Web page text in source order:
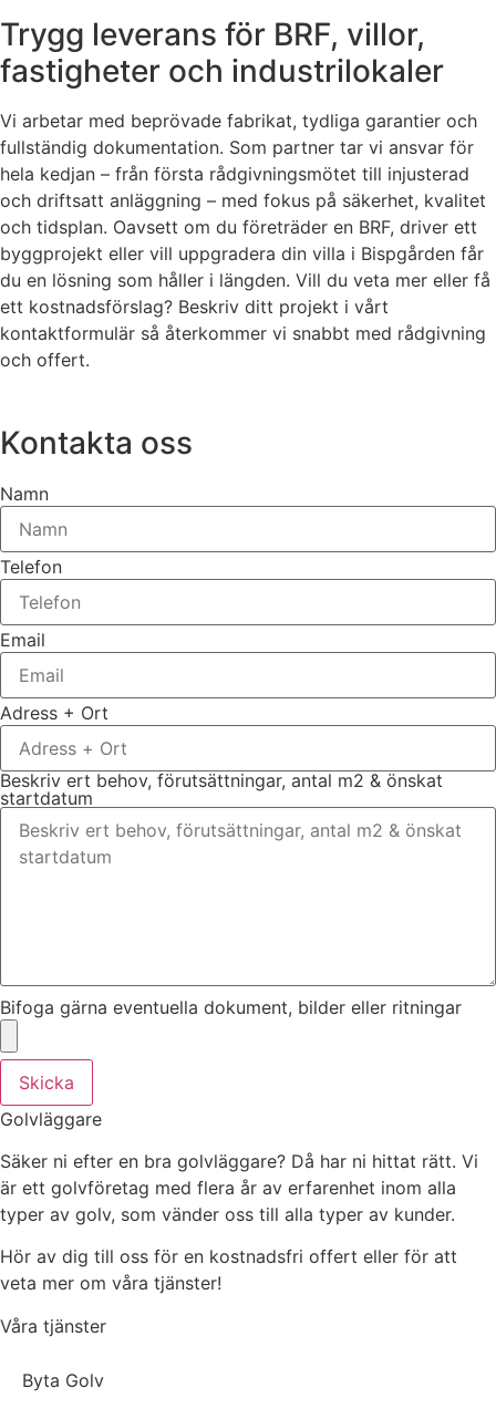
Trygg leverans för BRF, villor,
fastigheter och industrilokaler
Vi arbetar med beprövade fabrikat, tydliga garantier och
fullständig dokumentation. Som partner tar vi ansvar för
hela kedjan – från första rådgivningsmötet till injusterad
och driftsatt anläggning – med fokus på säkerhet, kvalitet
och tidsplan. Oavsett om du företräder en BRF, driver ett
byggprojekt eller vill uppgradera din villa i Bispgården får
du en lösning som håller i längden. Vill du veta mer eller få
ett kostnadsförslag? Beskriv ditt projekt i vårt
kontaktformulär så återkommer vi snabbt med rådgivning
och offert.
Kontakta oss
Namn
Telefon
Email
Adress + Ort
Beskriv ert behov, förutsättningar, antal m2 & önskat
startdatum
Bifoga gärna eventuella dokument, bilder eller ritningar
Skicka
Golvläggare
Säker ni efter en bra golvläggare? Då har ni hittat rätt. Vi
är ett golvföretag med flera år av erfarenhet inom alla
typer av golv, som vänder oss till alla typer av kunder.
Hör av dig till oss för en kostnadsfri offert eller för att
veta mer om våra tjänster!
Våra tjänster
Byta Golv